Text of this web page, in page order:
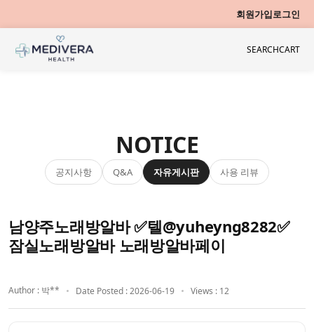
회원가입로그인
SEARCHCART
NOTICE
공지사항 Q&A 자유게시판 사용 리뷰
남양주노래방알바 ✅텔@yuheyng8282✅
잠실노래방알바 노래방알바페이
Author : 박** Date Posted : 2026-06-19 Views : 12